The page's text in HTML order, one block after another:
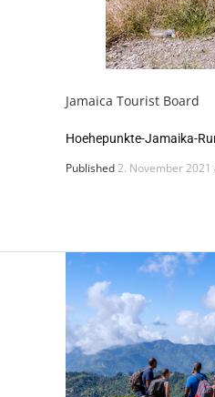
Jamaica Tourist Board
Hoehepunkte-Jamaika-
Published2. November 2021